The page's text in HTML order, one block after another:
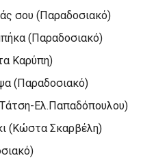
σου (Παραδοσιακό)
(Παραδοσιακό)
Καρύπη)
(Παραδοσιακό)
Ελ.Παπαδόπουλου)
(Κώστα Σκαρβέλη)